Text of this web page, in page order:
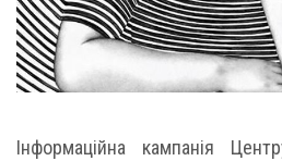
Інформаційна кампанія